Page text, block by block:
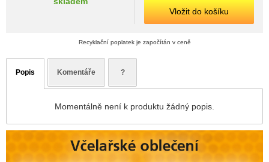
Vložit do košíku
Recyklační poplatek je započítán v ceně
Popis Komentáře ?
Momentálně není k produktu žádný popis.